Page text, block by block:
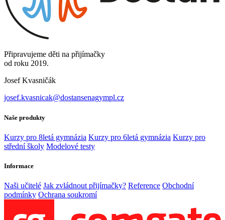
Připravujeme děti na přijímačky
od roku 2019.
Josef Kvasničák
josef.kvasnicak@dostansenagympl.cz
Naše produkty
Kurzy pro 8letá gymnázia Kurzy pro 6letá gymnázia Kurzy pro
střední školy Modelové testy
Informace
Naši učitelé Jak zvládnout přijímačky? Reference Obchodní
podmínky Ochrana soukromí